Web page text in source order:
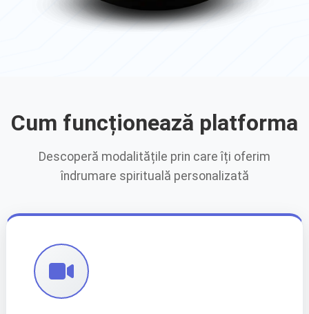
IT
Italiano
JA
日本語
한국어
Cum funcționează platforma
Descoperă modalitățile prin care îți oferim
îndrumare spirituală personalizată